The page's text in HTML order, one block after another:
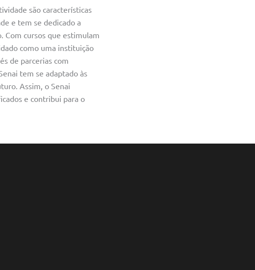
são características
e tem se dedicado a
Com cursos que estimulam
como uma instituição
de parcerias com
tem se adaptado às
Assim, o Senai
e contribui para o